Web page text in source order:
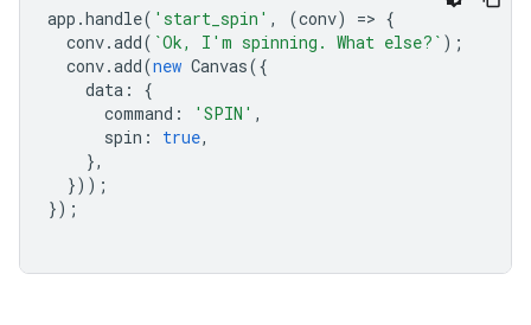
app .handle( 'start_spin' , (conv) => {
conv.add( `Ok, I'm spinning. What else?` );
conv.add(new Canvas({
data :
{
command : 'SPIN' ,
spin : true,
},
}));
});